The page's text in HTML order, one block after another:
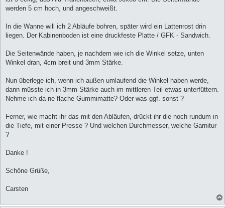
werden 5 cm hoch, und angeschweißt.
In die Wanne will ich 2 Abläufe bohren, später wird ein Lattenrost drin
liegen. Der Kabinenboden ist eine druckfeste Platte / GFK - Sandwich.
Die Seitenwände haben, je nachdem wie ich die Winkel setze, unten
Winkel dran, 4cm breit und 3mm Stärke.
Nun überlege ich, wenn ich außen umlaufend die Winkel haben werde,
dann müsste ich in 3mm Stärke auch im mittleren Teil etwas unterfüttern.
Nehme ich da ne flache Gummimatte? Oder was ggf. sonst ?
Ferner, wie macht ihr das mit den Abläufen, drückt ihr die noch rundum in
die Tiefe, mit einer Presse ? Und welchen Durchmesser, welche Garnitur
?
Danke !
Schöne Grüße,
Carsten